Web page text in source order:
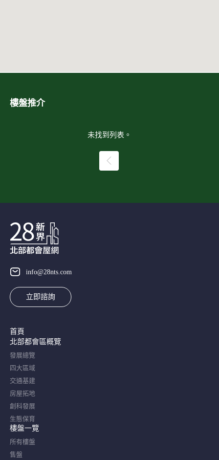
樓盤推介
未找到列表。
info@28nts.com
立即諮詢
首頁
北部都會區概覽​
發展總覽
四大區域
交通基建
房屋拓地
創科發展
生態保育
樓盤一覽
所有樓盤
售盤